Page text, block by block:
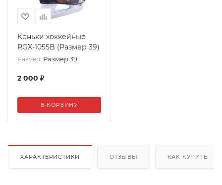
Коньки хоккейные
RGX-1055B (Размер 39)
Размер: Размер 39"
2 000 ₽
В КОРЗИНУ
ХАРАКТЕРИСТИКИ ОТЗЫВЫ КАК КУПИТЬ